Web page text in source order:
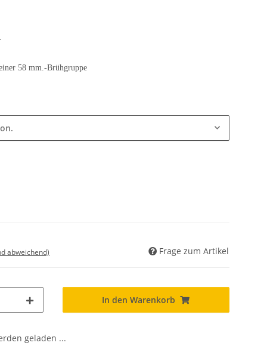
58 mm.-Brühgruppe
abweichend) Frage zum Artikel
In den Warenkorb
geladen ...